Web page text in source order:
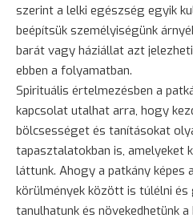
szerint a lelki egészség egyik
beépítsük személyiségünk
barát vagy háziállat azt
ebben a folyamatban.
Spirituális értelmezésben a
kapcsolat utalhat arra, hogy
bölcsességet és tanításokat
tapasztalatokban is, amelyeket
láttunk. Ahogy a patkány képes
körülmények között is túlélni és
tanulhatunk és növekedhetünk